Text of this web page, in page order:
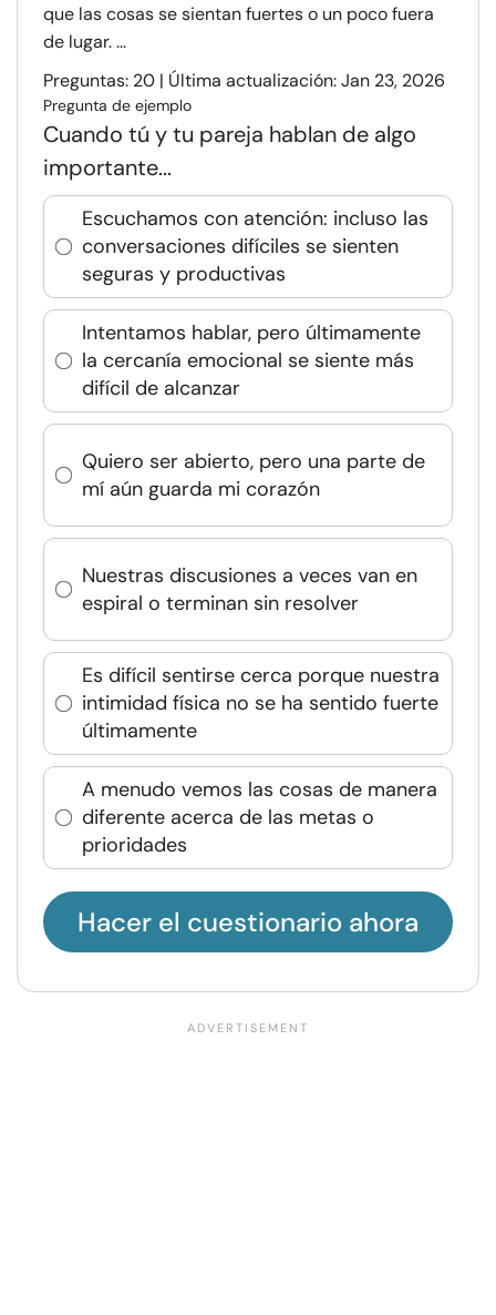
que las cosas se sientan fuertes o un poco fuera
de lugar. ...
Preguntas: 20 | Última actualización: Jan 23, 2026
Pregunta de ejemplo
Cuando tú y tu pareja hablan de algo
importante...
Escuchamos con atención: incluso las
conversaciones difíciles se sienten
seguras y productivas
Intentamos hablar, pero últimamente
la cercanía emocional se siente más
difícil de alcanzar
Quiero ser abierto, pero una parte de
mí aún guarda mi corazón
Nuestras discusiones a veces van en
espiral o terminan sin resolver
Es difícil sentirse cerca porque nuestra
intimidad física no se ha sentido fuerte
últimamente
A menudo vemos las cosas de manera
diferente acerca de las metas o
prioridades
Hacer el cuestionario ahora